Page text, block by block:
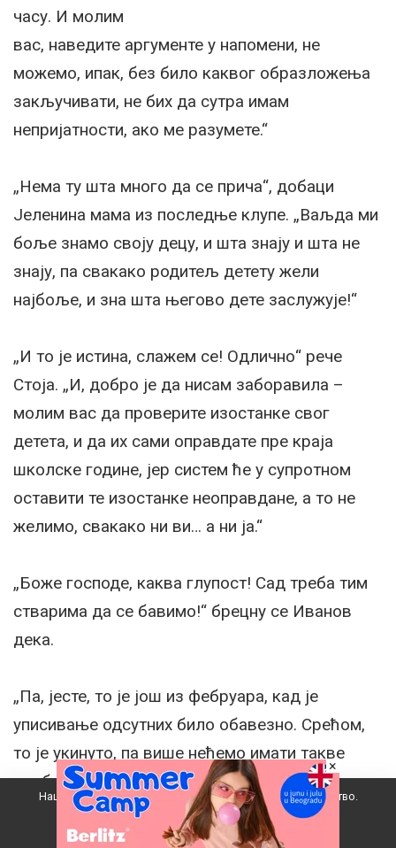
часу. И молим
вас, наведите аргументе у напомени, не
можемо, ипак, без било каквог образложења
закључивати, не бих да сутра имам
непријатности, ако ме разумете.“
„Нема ту шта много да се прича“, добаци
Јеленина мама из последње клупе. „Ваљда ми
боље знамо своју децу, и шта знају и шта не
знају, па свакако родитељ детету жели
најбоље, и зна шта његово дете заслужује!“
„И то је истина, слажем се! Одлично“ рече
Стоја. „И, добро је да нисам заборавила –
молим вас да проверите изостанке свог
детета, и да их сами оправдате пре краја
школске године, јер систем ће у супротном
оставити те изостанке неоправдане, а то не
желимо, свакако ни ви… а ни ја.“
„Боже господе, каква глупост! Сад треба тим
стварима да се бавимо!“ брецну се Иванов
дека.
„Па, јесте, то је још из фебруара, кад је
уписивање одсутних било обавезно. Срећом,
то је укинуто, па више нећемо имати такве
проблеме.“
Кад се зачуло звоно, Стоја осети олакшање.
Наш вебсајт користи колачиће да побољша ваше искуство.
Прихватам
×